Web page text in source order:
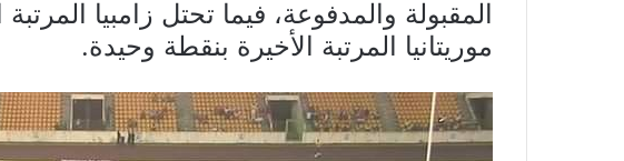
موريتانيا المرتبة الأخيرة بنقطة وحيدة.